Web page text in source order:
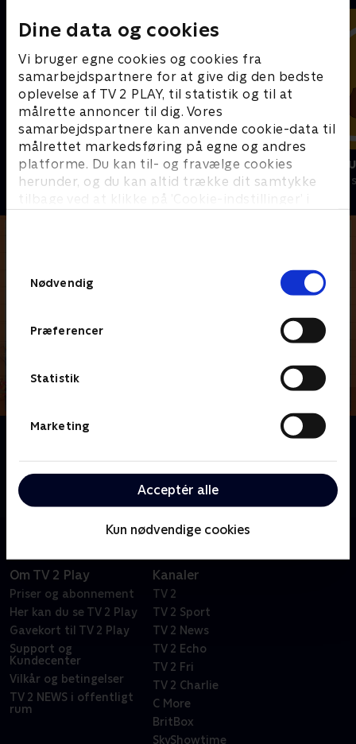
Dine data og cookies
Vi bruger egne cookies og cookies fra
samarbejdspartnere for at give dig den bedste
oplevelse af TV 2 PLAY, til statistik og til at
målrette annoncer til dig. Vores
samarbejdspartnere kan anvende cookie-data til
målrettet markedsføring på egne og andres
platforme. Du kan til- og fravælge cookies
herunder, og du kan altid trække dit samtykke
tilbage ved at klikke på ’Cookie-indstillinger’ i
Nødvendig
Præferencer
Statistik
Marketing
Acceptér alle
Kun nødvendige cookies
Vicke Viking
Børneserier • 1 sæsoner
Miniteve:
Børneserier • 1
med ti søstre med hjælp fra sin bedste ven Clyde
McBride
Om TV 2 Play
Priser og abonnement
Her kan du se TV 2 Play
Gavekort til TV 2 Play
Support og
Kundecenter
Vilkår og betingelser
TV 2 NEWS i offentligt
rum
Kanaler
TV 2
TV 2 Sport
TV 2 News
TV 2 Echo
TV 2 Fri
TV 2 Charlie
C More
BritBox
SkyShowtime